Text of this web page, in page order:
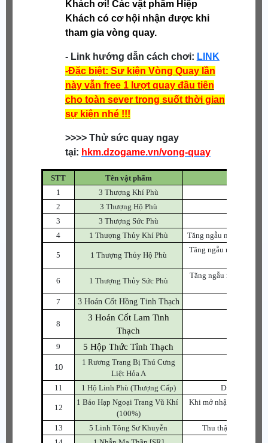
Khách ơi! Các vật phẩm Hiệp
Khách có cơ hội nhận được khi
tham gia vòng quay.
- Link hướng dẫn cách chơi: LINK
-Đặc biệt: Sư kiện Vòng Quay lần
này vẫn free 1 lượt quay đầu tiên
cho toàn sever trong suốt thời gian
sự kiện nhé !!!
>>>> Thử sức quay ngay
tại: hkm.dzogame.vn/vong-quay
STT
Tên vật phẩm
1
3 Thượng Khí Phù
2
3 Thượng Hộ Phù
3
3 Thượng Sức Phù
4
1 Thượng Thủy Khí Phù Tăng ngẫu nhiên 1~3
5 1 Thượng Thủy Hộ Phù
Tăng ngẫu nhiên 1~3
6 1 Thượng Thủy Sức Phù
Tăng ngẫu nhiên 1~3
7 3 Hoán Cốt Hồng Tinh Thạch
8
3 Hoán Cốt Lam Tinh
Thạch
9 5 Hộp Thức Tỉnh Thạch
10
1 Rương Trang Bị Thú Cưng
Liệt Hỏa A
11 1 Hộ Linh Phù (Thượng Cấp) Dùng để bảo
12
1 Bảo Hạp Ngoại Trang Vũ Khí
(100%)
Khi mở nhận ngẫu
13
5 Linh Tông Sư Khuyễn
Thu thập đủ Linh